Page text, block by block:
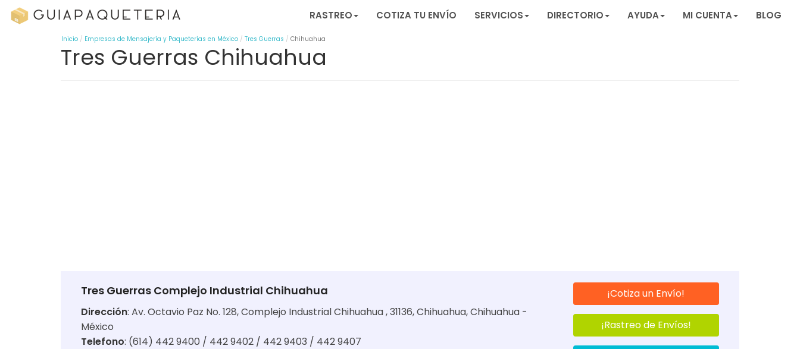
RASTREO COTIZA TU ENVÍO SERVICIOS DIRECTORIO AYUDA MI CUENTA BLOG
Inicio Empresas de Mensajería y Paqueterías en México Tres Guerras Chihuahua
Tres Guerras Chihuahua
Tres Guerras Complejo Industrial Chihuahua
Dirección: Av. Octavio Paz No. 128, Complejo Industrial Chihuahua , 31136, Chihuahua, Chihuahua -
México
Telefono: (614) 442 9400 / 442 9402 / 442 9403 / 442 9407
¡Cotiza un Envío!
¡Rastreo de Envíos!